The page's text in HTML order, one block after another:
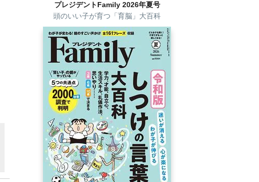
プレジデントFamily 2026年夏号
頭のいい子が育つ「育脳」大百科